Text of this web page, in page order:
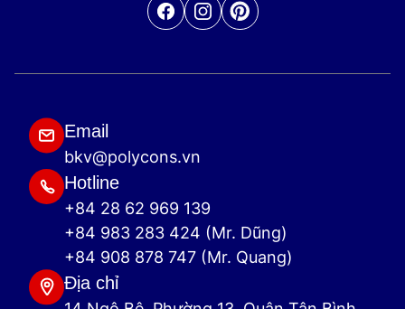
Facebook Pinterest
Email
bkv@polycons.vn
Hotline
+84 28 62 969 139
+84 983 283 424 (Mr. Dũng)
+84 908 878 747 (Mr. Quang)
Địa chỉ